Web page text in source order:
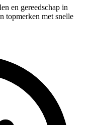
en gereedschap in
topmerken met snelle